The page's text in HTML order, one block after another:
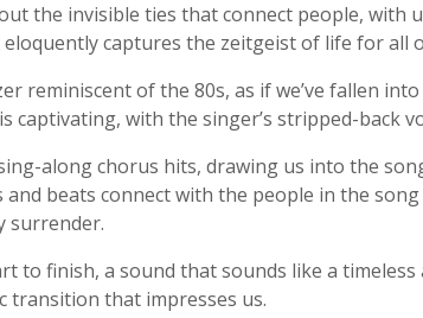
the invisible ties that connect people, with
captures the zeitgeist of life for all
reminiscent of the 80s, as if we’ve fallen
captivating, with the singer’s stripped-back
along chorus hits, drawing us into the
beats connect with the people in the song
surrender.
to finish, a sound that sounds like a
transition that impresses us.